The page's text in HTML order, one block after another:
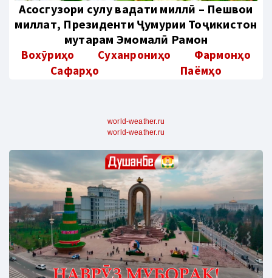
Aсосгузори сулҳу ваҳдати миллӣ – Пешвои
миллат, Президенти Ҷумҳурии Тоҷикистон
муҳтарам Эмомалӣ Раҳмон
Вохӯриҳо Суханрониҳо
Фармонҳо
Сафарҳо
Паёмҳо
world-weather.ru
world-weather.ru